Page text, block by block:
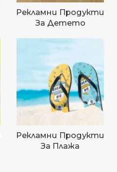
Рекламни Продукти
За Детето
Рекламни Продукти
За Плажа